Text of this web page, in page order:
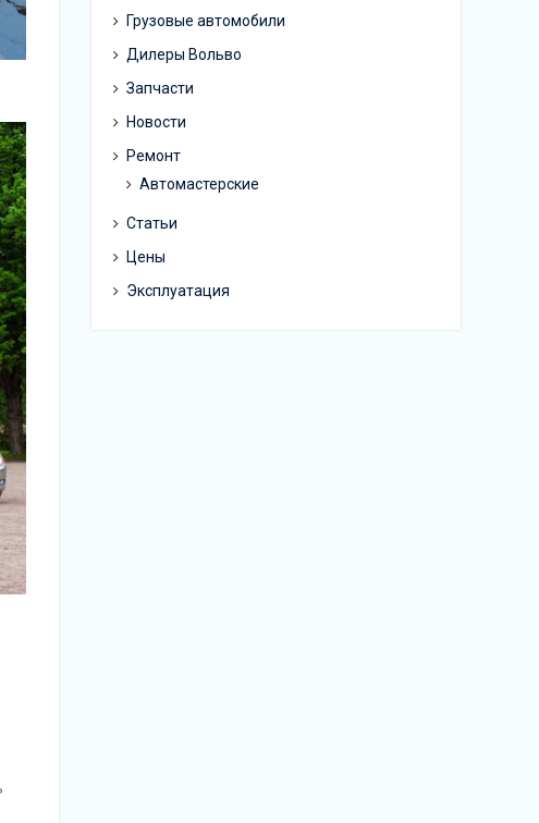
Грузовые автомобили
Дилеры Вольво
Запчасти
Новости
Ремонт
Автомастерские
Статьи
Цены
Эксплуатация